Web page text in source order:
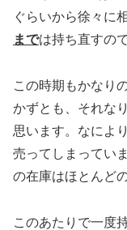
ぐらいから徐々に
までは持ち直すの
この時期もかなり
かずとも、それな
思います。なによ
売ってしまってい
の在庫はほとんど
このあたりで一度